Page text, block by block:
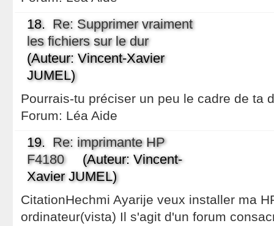
18. Re: Supprimer vraiment
les fichiers sur le dur
(Auteur: Vincent-Xavier
JUMEL)
Pourrais-tu préciser un peu le cadre de ta
Forum: Léa Aide
19. Re: imprimante HP
F4180(Auteur: Vincent-
Xavier JUMEL)
CitationHechmi Ayarije veux installer ma
ordinateur(vista) Il s'agit d'un forum